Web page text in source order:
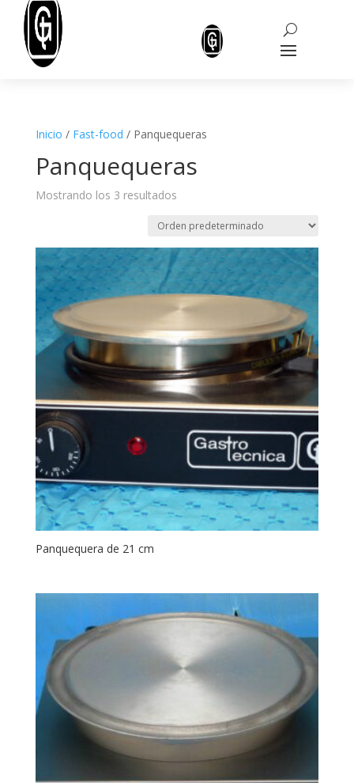
Inicio / Fast-food / Panquequeras
Panquequeras
Mostrando los 3 resultados
Panquequera de 21 cm